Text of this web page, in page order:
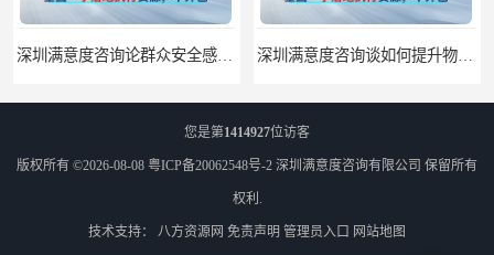
您是第1414927位访客
版权所有 ©2026-08-08 粤ICP备20062548号-2 深圳满意度咨询有限公司 保留所有
权利.
技术支持： 八方资源网 免责声明 管理员入口 网站地图